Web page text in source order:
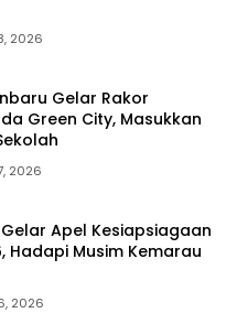
2026
Gelar Rakor
Green City, Masukkan
2026
Apel Kesiapsiagaan
Hadapi Musim Kemarau
2026